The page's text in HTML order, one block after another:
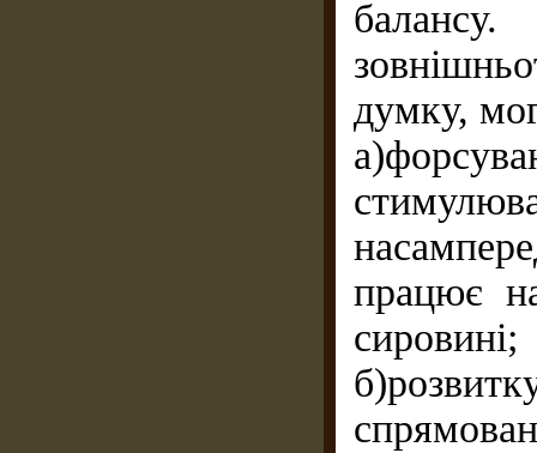
думку,
працює
сировині;